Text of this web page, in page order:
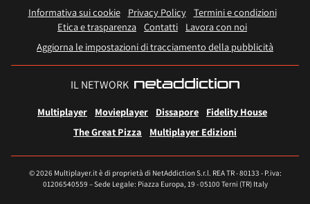
Informativa sui cookie Privacy Policy
Termini e condizioni
Etica e trasparenza Contatti
Lavora con noi
Aggiorna le impostazioni di tracciamento della pubblicità
IL NETWORK
Multiplayer Movieplayer Dissapore
Fidelity House
The Great Pizza
Multiplayer Edizioni
© 2026 Multiplayer.it è di proprietà di NetAddiction S.r.l. REA TR - 80133 - P.iva:
01206540559 – Sede Legale: Piazza Europa, 19 - 05100 Terni (TR) Italy